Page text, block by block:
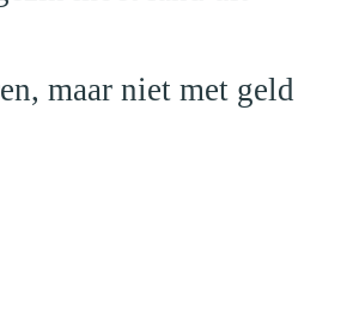
maar niet met geld